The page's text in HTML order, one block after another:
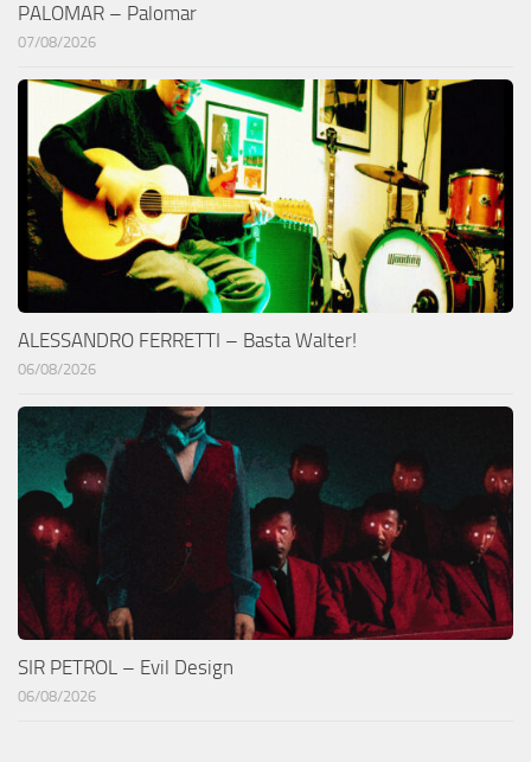
PALOMAR – Palomar
07/08/2026
ALESSANDRO FERRETTI – Basta Walter!
06/08/2026
SIR PETROL – Evil Design
06/08/2026